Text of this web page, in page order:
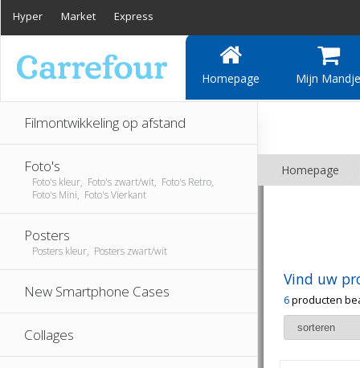
Hyper Market Express
Homepage Mijn Mandje
Filmontwikkeling op afstand
Foto's
Foto's kleur, Foto's zwart/wit, Foto's Retro,
Foto's Mini, Foto's Vierkant
Posters
Posters kleur, Posters zwart/wit
New Smartphone Cases
Collages
Homepage
Vind uw
6producten